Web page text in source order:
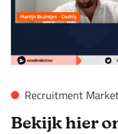
Recruitment
Bekijk hier